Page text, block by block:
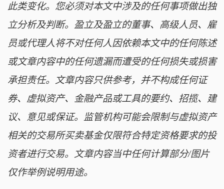
此类变化。您必须对本文中涉及的任何事项做出独
立分析及判断。盈立及盈立的董事、高级人员、雇
员或代理人将不对任何人因依赖本文中的任何陈述
或文章内容中的任何遗漏而遭受的任何损失或损害
承担责任。文章内容只供参考，并不构成任何证
券、虚拟资产、金融产品或工具的要约、招揽、建
议、意见或保证。监管机构可能会限制与虚拟资产
相关的交易所买卖基金仅限符合特定资格要求的投
资者进行交易。文章内容当中任何计算部分/图片
仅作举例说明用途。